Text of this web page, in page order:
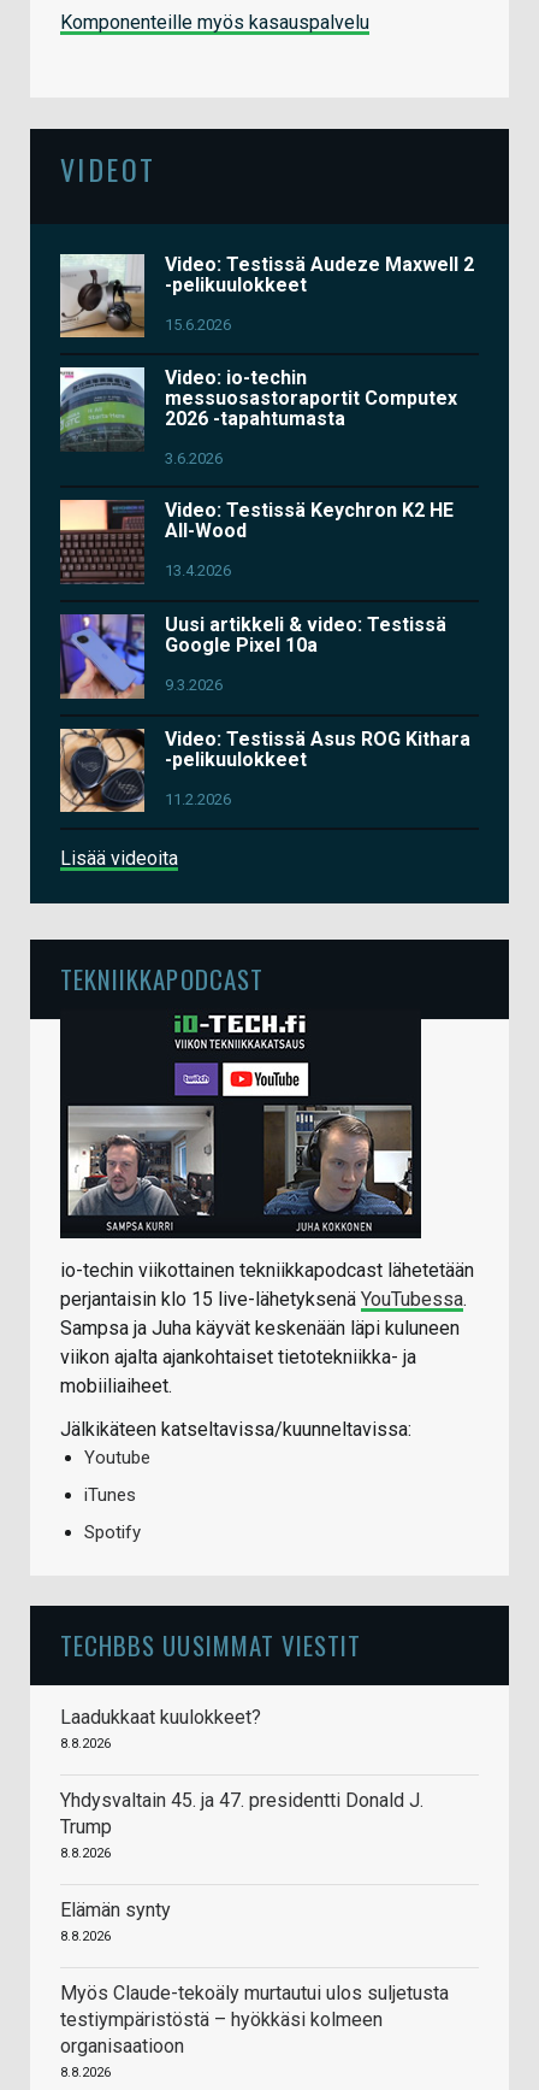
Komponenteille myös kasauspalvelu
VIDEOT
Video: Testissä Audeze Maxwell 2
-pelikuulokkeet
15.6.2026
Video: io-techin
messuosastoraportit Computex
2026 -tapahtumasta
3.6.2026
Video: Testissä Keychron K2 HE
All-Wood
13.4.2026
Uusi artikkeli & video: Testissä
Google Pixel 10a
9.3.2026
Video: Testissä Asus ROG Kithara
-pelikuulokkeet
11.2.2026
Lisää videoita
TEKNIIKKAPODCAST
io-techin viikottainen tekniikkapodcast lähetetään
perjantaisin klo 15 live-lähetyksenä YouTubessa.
Sampsa ja Juha käyvät keskenään läpi kuluneen
viikon ajalta ajankohtaiset tietotekniikka- ja
mobiiliaiheet.
Jälkikäteen katseltavissa/kuunneltavissa:
Youtube
iTunes
Spotify
TECHBBS UUSIMMAT VIESTIT
Laadukkaat kuulokkeet?
8.8.2026
Yhdysvaltain 45. ja 47. presidentti Donald J.
Trump
8.8.2026
Elämän synty
8.8.2026
Myös Claude-tekoäly murtautui ulos suljetusta
testiympäristöstä – hyökkäsi kolmeen
organisaatioon
8.8.2026